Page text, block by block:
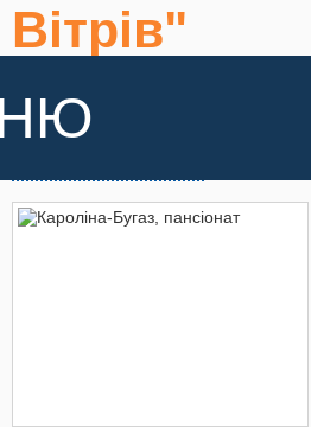
Вітрів"
с. Кароліно-